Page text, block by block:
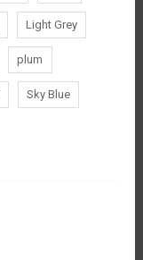
Light Grey
plum
Sky Blue